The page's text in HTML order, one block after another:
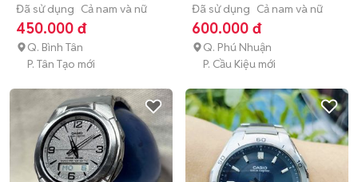
Digital
Đã sử dụng Cả nam và nữ
450.000 đ
Q. Bình Tân
P. Tân Tạo mới
Đã sử dụng Cả nam và nữ
600.000 đ
Q. Phú Nhuận
P. Cầu Kiệu mới